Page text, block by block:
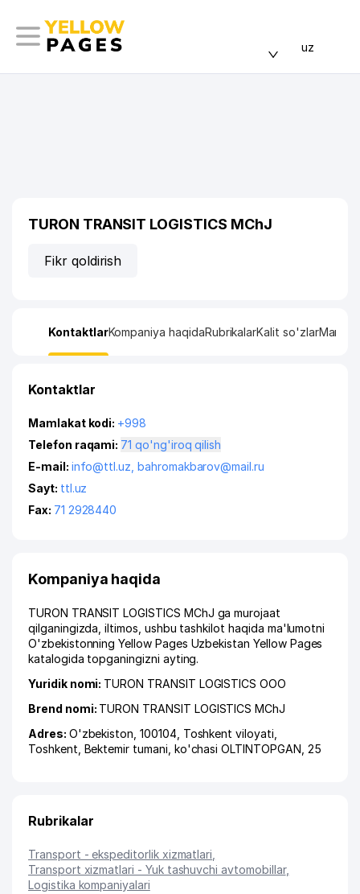
uz
TURON TRANSIT LOGISTICS MChJ
Fikr qoldirish
KontaktlarKompaniya haqidaRubrikalarKalit so'zlarManzil
Kontaktlar
Mamlakat kodi: +998
Telefon raqami:
71 qo'ng'iroq qilish
E-mail: info@ttl.uz bahromakbarov@mail.ru
Sayt: ttl.uz
Fax: 71 2928440
Kompaniya haqida
TURON TRANSIT LOGISTICS MChJ ga murojaat
qilganingizda, iltimos, ushbu tashkilot haqida ma'lumotni
O'zbekistonning Yellow Pages Uzbekistan Yellow Pages
katalogida topganingizni ayting.
Yuridik nomi: TURON TRANSIT LOGISTICS ООО
Brend nomi: TURON TRANSIT LOGISTICS MChJ
Adres: O'zbekiston, 100104, Toshkent viloyati
Toshkent Bektemir tumani ko'chasi OLTINTOPGAN , 25
Rubrikalar
Transport - ekspeditorlik xizmatlari
Transport xizmatlari - Yuk tashuvchi avtomobillar,
Logistika kompaniyalari